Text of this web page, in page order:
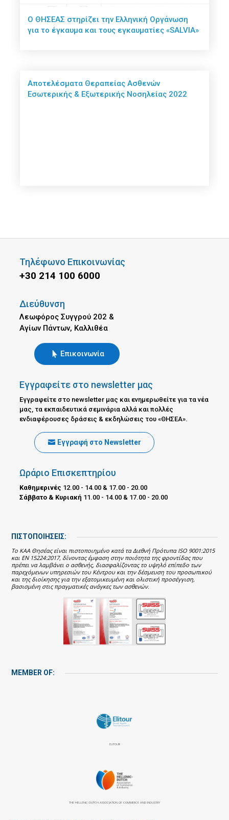
Ο ΘΗΣΕΑΣ στηρίζει την Ελληνική Οργάνωση
για το έγκαυμα και τους εγκαυματίες «SALVIA»
Αποτελέσματα Θεραπείας Ασθενών
Εσωτερικής & Εξωτερικής Νοσηλείας 2022
Τηλέφωνο Επικοινωνίας
+30 214 100 6000
Διεύθυνση
Λεωφόρος Συγγρού 202 &
Αγίων Πάντων, Καλλιθέα
Επικοινωνία
Εγγραφείτε στο newsletter μας
Εγγραφείτε στο newsletter μας και ενημερωθείτε για τα νέα
μας, τα εκπαιδευτικά σεμινάρια αλλά και πολλές
ενδιαφέρουσες δράσεις & εκδηλώσεις του «ΘΗΣΕΑ».
Εγγραφή στο Newsletter
Ωράριο Επισκεπτηρίου
Καθημερινές 12.00 - 14.00 & 17.00 - 20.00
Σάββατο & Κυριακή 11.00 - 14.00 & 17.00 - 20.00
ΠΙΣΤΟΠΟΙΗΣΕΙΣ:
Το ΚΑΑ Θησέας είναι πιστοποιημένο κατά τα Διεθνή Πρότυπα ISO 9001:2015
και EN 15224:2017, δίνοντας έμφαση στην ποιότητα της φροντίδας που
πρέπει να λαμβάνει ο ασθενής, διασφαλίζοντας το υψηλό επίπεδο των
παρεχόμενων υπηρεσιών του Κέντρου και την δέσμευση του προσωπικού
και της διοίκησης για την εξατομικευμένη και ολιστική προσέγγιση,
βασισμένη στις πραγματικές ανάγκες των ασθενών.
MEMBER OF:
ELITOUR
THE HELLENIC-DUTCH ASSOCIATION OF COMMERCE AND INDUSTRY